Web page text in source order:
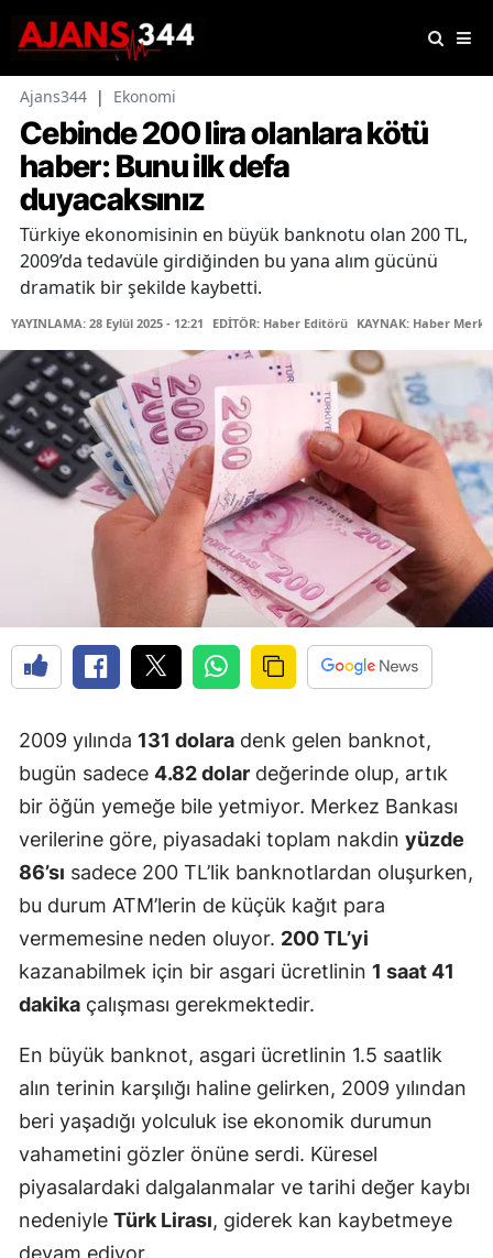
Ajans344 | Ekonomi
Cebinde 200 lira olanlara kötü
haber: Bunu ilk defa
duyacaksınız
Türkiye ekonomisinin en büyük banknotu olan 200 TL,
2009’da tedavüle girdiğinden bu yana alım gücünü
dramatik bir şekilde kaybetti.
YAYINLAMA: 28 Eylül 2025 - 12:21 EDİTÖR: Haber Editörü KAYNAK: Haber
2009 yılında 131 dolara denk gelen banknot,
bugün sadece 4.82 dolar değerinde olup, artık
bir öğün yemeğe bile yetmiyor. Merkez Bankası
verilerine göre, piyasadaki toplam nakdin yüzde
86’sı sadece 200 TL’lik banknotlardan oluşurken,
bu durum ATM’lerin de küçük kağıt para
vermemesine neden oluyor. 200 TL’yi
kazanabilmek için bir asgari ücretlinin 1 saat 41
dakika çalışması gerekmektedir.
En büyük banknot, asgari ücretlinin 1.5 saatlik
alın terinin karşılığı haline gelirken, 2009 yılından
beri yaşadığı yolculuk ise ekonomik durumun
vahametini gözler önüne serdi. Küresel
piyasalardaki dalgalanmalar ve tarihi değer kaybı
nedeniyle Türk Lirası, giderek kan kaybetmeye